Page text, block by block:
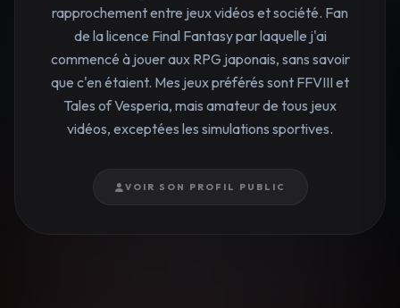
rapprochement entre jeux vidéos et société. Fan
de la licence Final Fantasy par laquelle j'ai
commencé à jouer aux RPG japonais, sans savoir
que c'en étaient. Mes jeux préférés sont FFVIII et
Tales of Vesperia, mais amateur de tous jeux
vidéos, exceptées les simulations sportives.
VOIR SON PROFIL PUBLIC